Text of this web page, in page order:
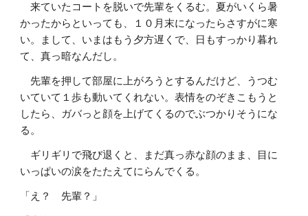
来ていたコートを脱いで先輩をくるむ。夏がいくら暑
かったからといっても、１０月末になったらさすがに寒
い。まして、いまはもう夕方遅くで、日もすっかり暮れ
て、真っ暗なんだし。
先輩を押して部屋に上がろうとするんだけど、うつむ
いていて１歩も動いてくれない。表情をのぞきこもうと
したら、ガバっと顔を上げてくるのでぶつかりそうにな
る。
ギリギリで飛び退くと、まだ真っ赤な顔のまま、目に
いっぱいの涙をたたえてにらんでくる。
「え？ 先輩？」